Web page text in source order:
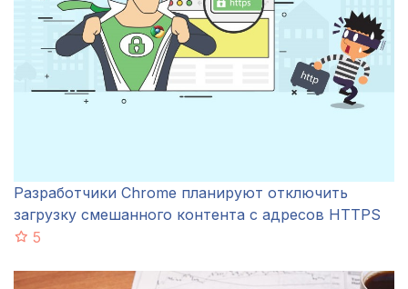
Разработчики Chrome планируют отключить
загрузку смешанного контента с адресов HTTPS
5